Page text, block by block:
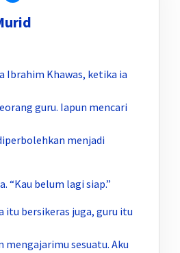
Ibrahim Khawas, ketika ia
guru. Iapun mencari
menjadi
“Kau belum lagi siap.”
itu bersikeras juga, guru itu
mengajarimu sesuatu. Aku